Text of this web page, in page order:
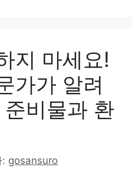
지 마세요!
가가 알려
비물과 환
: gosansuro